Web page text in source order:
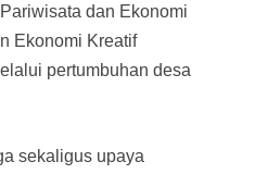
dan Ekonomi
Ekonomi Kreatif
pertumbuhan desa
sekaligus upaya